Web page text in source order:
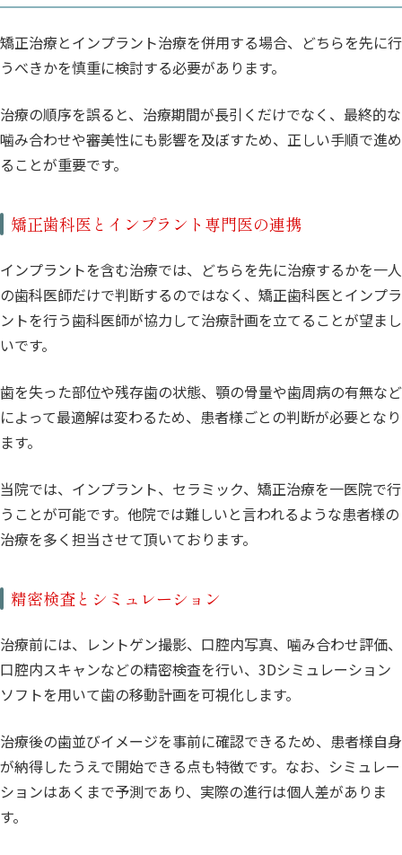
矯正治療とインプラント治療を併用する場合、どちらを先に行
うべきかを慎重に検討する必要があります。
治療の順序を誤ると、治療期間が長引くだけでなく、最終的な
噛み合わせや審美性にも影響を及ぼすため、正しい手順で進め
ることが重要です。
矯正歯科医とインプラント専門医の連携
インプラントを含む治療では、どちらを先に治療するかを一人
の歯科医師だけで判断するのではなく、矯正歯科医とインプラ
ントを行う歯科医師が協力して治療計画を立てることが望まし
いです。
歯を失った部位や残存歯の状態、顎の骨量や歯周病の有無など
によって最適解は変わるため、患者様ごとの判断が必要となり
ます。
当院では、インプラント、セラミック、矯正治療を一医院で行
うことが可能です。他院では難しいと言われるような患者様の
治療を多く担当させて頂いております。
精密検査とシミュレーション
治療前には、レントゲン撮影、口腔内写真、噛み合わせ評価、
口腔内スキャンなどの精密検査を行い、3Dシミュレーション
ソフトを用いて歯の移動計画を可視化します。
治療後の歯並びイメージを事前に確認できるため、患者様自身
が納得したうえで開始できる点も特徴です。なお、シミュレー
ションはあくまで予測であり、実際の進行は個人差がありま
す。